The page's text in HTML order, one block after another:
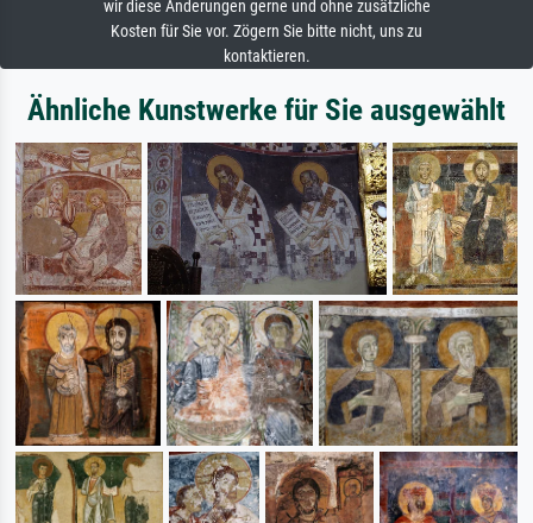
wir diese Änderungen gerne und ohne zusätzliche
Kosten für Sie vor. Zögern Sie bitte nicht, uns zu
kontaktieren.
Ähnliche Kunstwerke für Sie ausgewählt